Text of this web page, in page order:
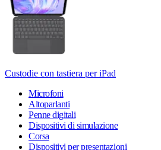
Custodie con tastiera per iPad
Microfoni
Altoparlanti
Penne digitali
Dispositivi di simulazione
Corsa
Dispositivi per presentazioni